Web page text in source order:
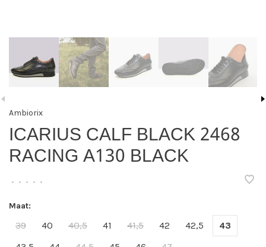
Ambiorix
ICARIUS CALF BLACK 2468
RACING A130 BLACK
• • • • •
Maat:
39 40 40,5 41 41,5 42 42,5
43